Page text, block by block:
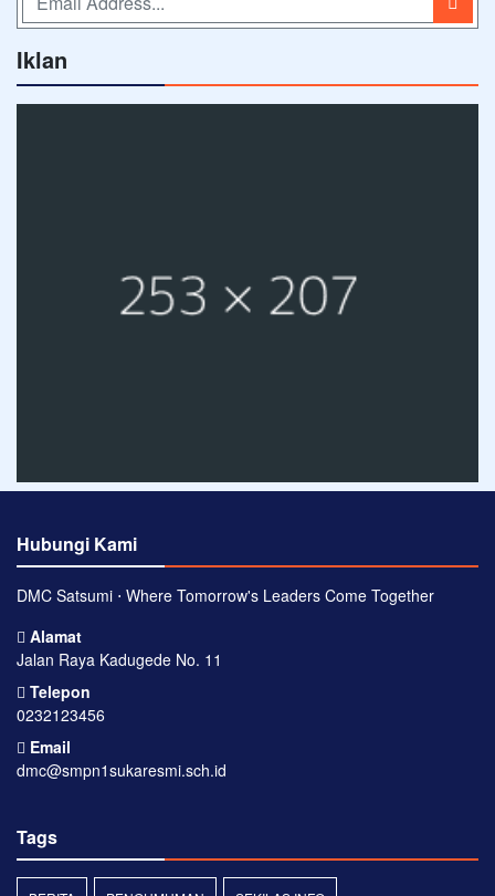
Iklan
Hubungi Kami
DMC Satsumi ⋅ Where Tomorrow's Leaders Come Together
Alamat
Jalan Raya Kadugede No. 11
Telepon
0232123456
Email
dmc@smpn1sukaresmi.sch.id
Tags